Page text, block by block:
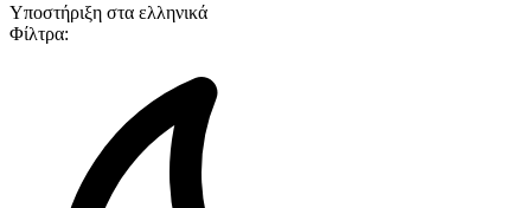
Υποστήριξη στα ελληνικά
Φίλτρα: